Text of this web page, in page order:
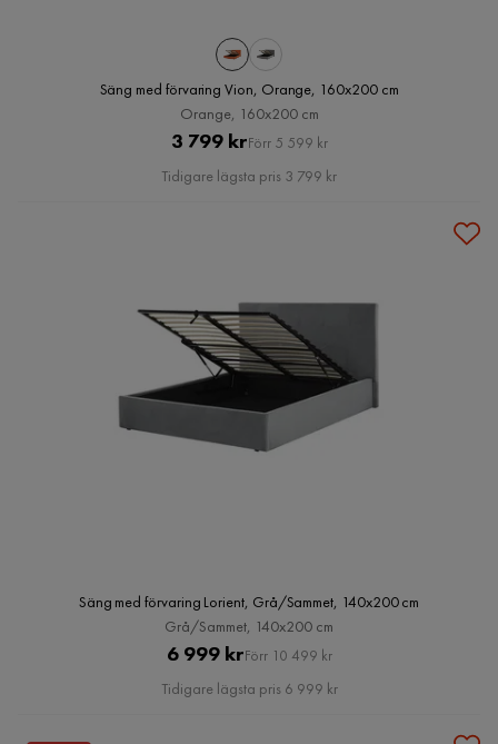
Säng med förvaring Vion, Orange, 160x200 cm
Orange, 160x200 cm
Pris
3 799 krOriginal
Pris
Förr 5 599 kr
Tidigare lägsta pris 3 799 kr
Säng med förvaring Lorient, Grå/Sammet, 140x200 cm
Grå/Sammet, 140x200 cm
Pris
6 999 krOriginal
Pris
Förr 10 499 kr
Tidigare lägsta pris 6 999 kr